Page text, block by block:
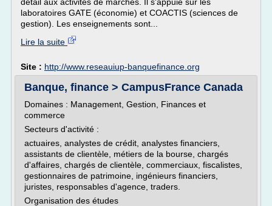
laboratoires GATE (économie) et COACTIS (sciences de
gestion). Les enseignements sont...
Lire la suite
Site : http://www.reseauiup-banquefinance.org
Banque, finance > CampusFrance Canada
Domaines : Management, Gestion, Finances et
commerce
Secteurs d'activité :
actuaires, analystes de crédit, analystes financiers,
assistants de clientèle, métiers de la bourse, chargés
d'affaires, chargés de clientèle, commerciaux, fiscalistes,
gestionnaires de patrimoine, ingénieurs financiers,
juristes, responsables d'agence, traders.
Organisation des études